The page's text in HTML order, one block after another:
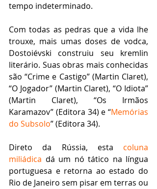
tempo indeterminado.
Com todas as pedras que a vida lhe
trouxe, mais umas doses de vodca,
Dostoiévski construiu seu kremlin
literário. Suas obras mais conhecidas
são “Crime e Castigo” (Martin Claret),
“O Jogador” (Martin Claret), “O Idiota”
(Martin Claret), “Os Irmãos
Karamazov” (Editora 34) e “Memórias
do Subsolo” (Editora 34).
Direto da Rússia, esta coluna
miliádica dá um nó tático na língua
portuguesa e retorna ao estado do
Rio de Janeiro sem pisar em terras ou